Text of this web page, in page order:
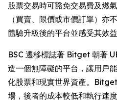
股票交易時可豁免交易費及燃
（買賣、限價或市價訂單）亦
體驗升級後的平台並感受其效益
BSC 遷移標誌著 Bitget 朝著
造一個無障礙的平台，讓用戶
化股票和現實世界資產。
場，後者的成本較低和執行速